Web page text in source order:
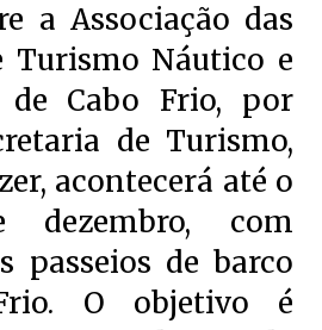
a Associação das
Turismo Náutico e
de Cabo Frio, por
de Turismo,
acontecerá até o
com
passeios de barco
O objetivo é